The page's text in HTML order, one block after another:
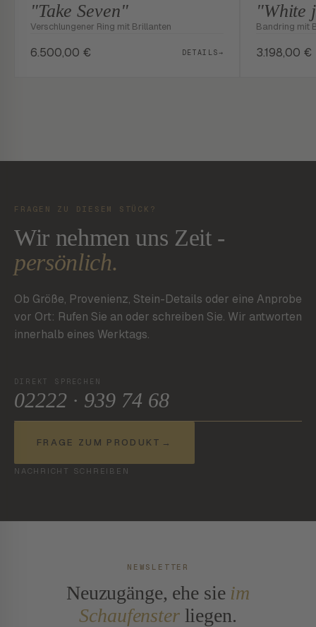
"Take Seven"
Verschlungener Ring mit Brillanten
6.500,00 € DETAILS→
"White
Bandring mit
3.198,00 €
FRAGEN ZU DIESEM STÜCK?
Wir nehmen uns Zeit -
persönlich.
Ob Größe, Provenienz, Stein-Details oder eine Anprobe
vor Ort: Rufen Sie an oder schreiben Sie. Wir antworten
innerhalb eines Werktags.
DIREKT SPRECHEN
02222 · 939 74 68
FRAGE ZUM PRODUKT →
NACHRICHT SCHREIBEN
NEWSLETTER
Neuzugänge, ehe sie im
Schaufensterliegen.